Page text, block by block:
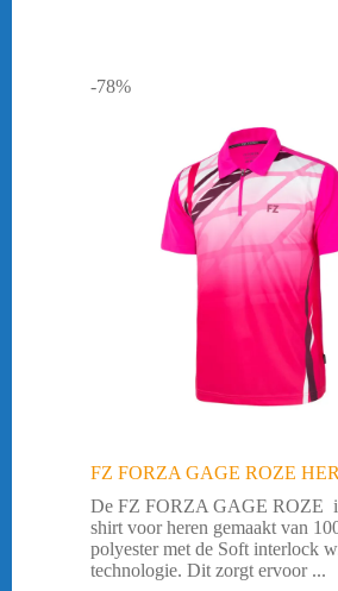
-78%
FZ FORZA GAGE ROZE
De FZ FORZA GAGE ROZE
shirt voor heren gemaakt van
polyester met de Soft interlock
technologie. Dit zorgt ervoor ...